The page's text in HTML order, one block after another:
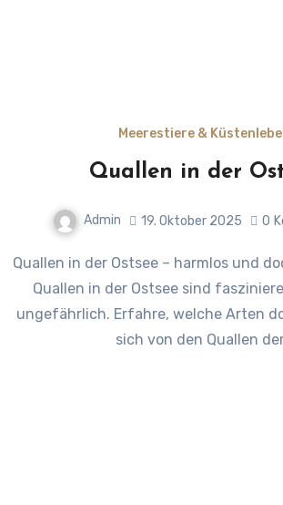
Meerestiere &
Quallen in der
Admin 19. Oktober 2025 0
Quallen in der Ostsee – harmlos und doch geheimnisvoll
Quallen in der Ostsee sind
ungefährlich. Erfahre, welche Arten
sich von den Quallen